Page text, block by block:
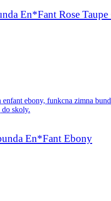
En*Fant Rose
En*Fant Ebony